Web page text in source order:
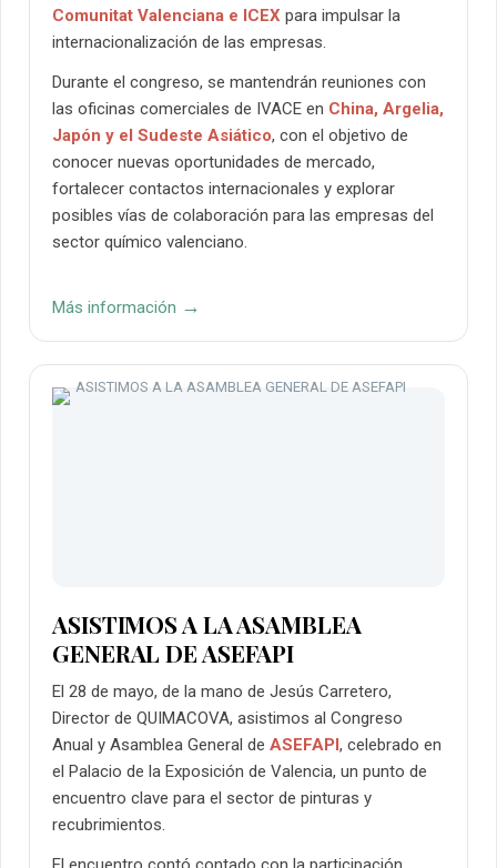
Comunitat Valenciana e ICEX para impulsar la
internacionalización de las empresas.
Durante el congreso, se mantendrán reuniones con
las oficinas comerciales de IVACE en China, Argelia,
Japón y el Sudeste Asiático, con el objetivo de
conocer nuevas oportunidades de mercado,
fortalecer contactos internacionales y explorar
posibles vías de colaboración para las empresas del
sector químico valenciano.
Más información →
ASISTIMOS A LA ASAMBLEA
GENERAL DE ASEFAPI
El 28 de mayo, de la mano de Jesús Carretero,
Director de QUIMACOVA, asistimos al Congreso
Anual y Asamblea General de ASEFAPI, celebrado en
el Palacio de la Exposición de Valencia, un punto de
encuentro clave para el sector de pinturas y
recubrimientos.